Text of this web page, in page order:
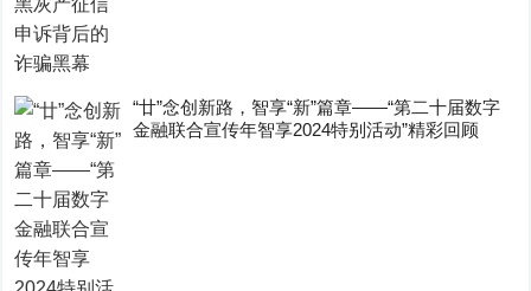
“廿”念创新路，智享“新”篇章——“第二十届数字
金融联合宣传年智享2024特别活动”精彩回顾